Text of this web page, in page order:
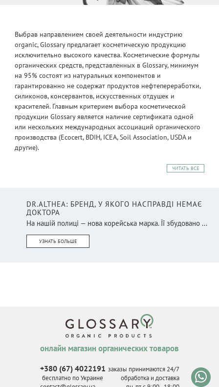
Выбрав направлением своей деятельности индустрию
organic, Glossary предлагает косметическую продукцию
исключительно высокого качества. Косметические формулы
органических средств, представленных в Glossary, минимум
на 95% состоят из натуральных компонентов и
гарантированно не содержат продуктов нефтепереработки,
силиконов, консервантов, искусственных отдушек и
красителей. Главным критерием выбора косметической
продукции Glossary является наличие сертификата одной
или нескольких международных ассоциаций органического
производства (Ecocert, BDIH, ICEA, Soil Association, USDA и
другие).
ЧИТАТЬ ВСЕ
DR.ALTHEA: БРЕНД, У ЯКОГО НАСПРАВДІ НЕМАЄ
ДОКТОРА
На нашій полиці — нова корейська марка. Її збудовано ...
УЗНАТЬ БОЛЬШЕ
онлайн магазин органических товаров
+380 (67) 4022191
бесплатно по Украине
заказы принимаются 24/7
обработка и доставка